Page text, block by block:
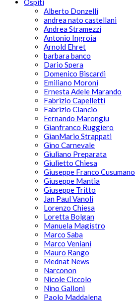
Ospiti
Alberto Donzelli
andrea nato castellani
Andrea Stramezzi
Antonio Ingroia
Arnold Ehret
barbara banco
Dario Spera
Domenico Biscardi
Emiliano Moroni
Ernesta Adele Marando
Fabrizio Capelletti
Fabrizio Ciancio
Fernando Marongiu
Gianfranco Ruggiero
GianMario Strappati
Gino Carnevale
Giuliano Preparata
Giulietto Chiesa
Giuseppe Franco Cusumano
Giuseppe Mantia
Giuseppe Tritto
Jan Paul Vanoli
Lorenzo Chiesa
Loretta Bolgan
Manuela Magistro
Marco Saba
Marco Veniani
Mauro Rango
Mednat News
Narconon
Nicole Ciccolo
Nino Galloni
Paolo Maddalena